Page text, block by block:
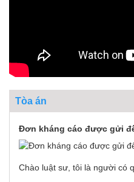
Tòa án
Đơn kháng cáo được gửi
Chào luật sư, tôi là người có